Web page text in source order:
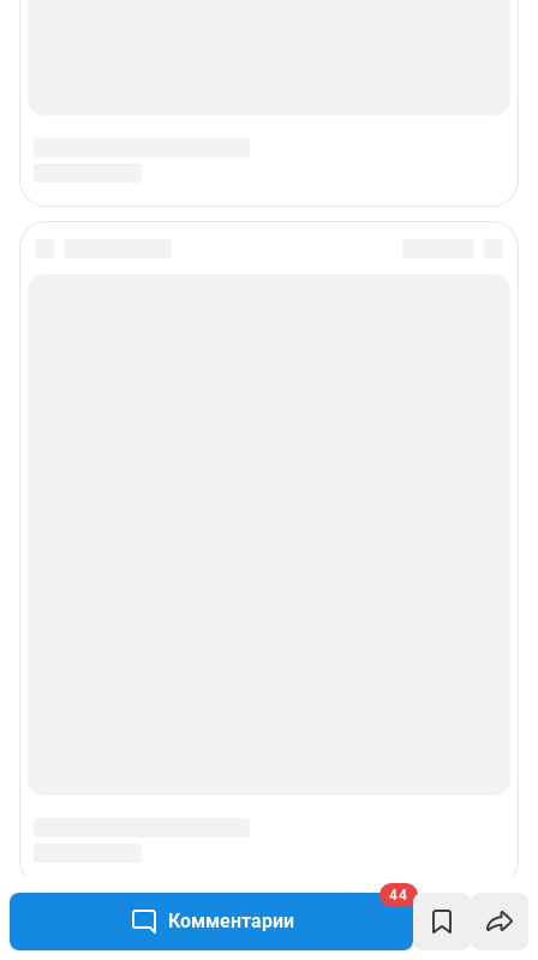
Комментарии
44